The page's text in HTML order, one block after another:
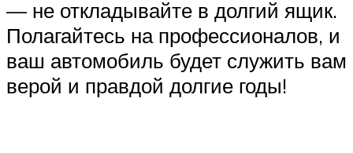
— не откладывайте в долгий ящик.
Полагайтесь на профессионалов, и
ваш автомобиль будет служить вам
верой и правдой долгие годы!